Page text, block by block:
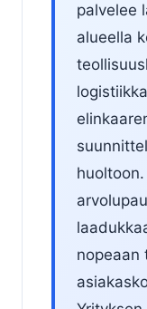
palvelee
alueella
huoltoon.
nopeaan